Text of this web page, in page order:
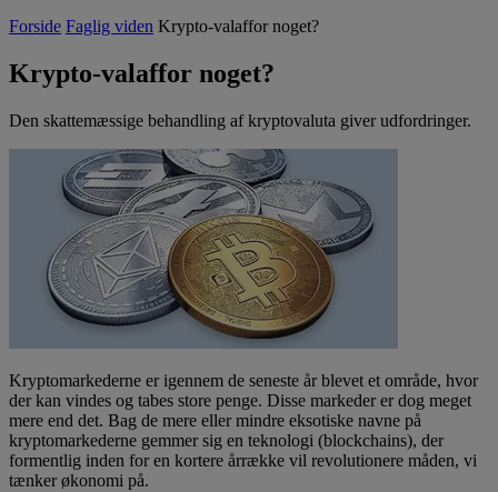
Forside Faglig viden Krypto-valaffor noget?
Krypto-valaffor noget?
Den skattemæssige behandling af kryptovaluta giver udfordringer.
Kryptomarkederne er igennem de seneste år blevet et område, hvor
der kan vindes og tabes store penge. Disse markeder er dog meget
mere end det. Bag de mere eller mindre eksotiske navne på
kryptomarkederne gemmer sig en teknologi (blockchains), der
formentlig inden for en kortere årrække vil revolutionere måden, vi
tænker økonomi på.